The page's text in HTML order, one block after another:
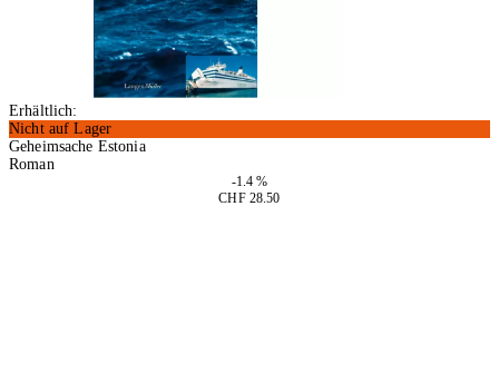
Erhältlich:
Nicht auf Lager
Geheimsache Estonia
Roman
-1.4 %
CHF 28.50